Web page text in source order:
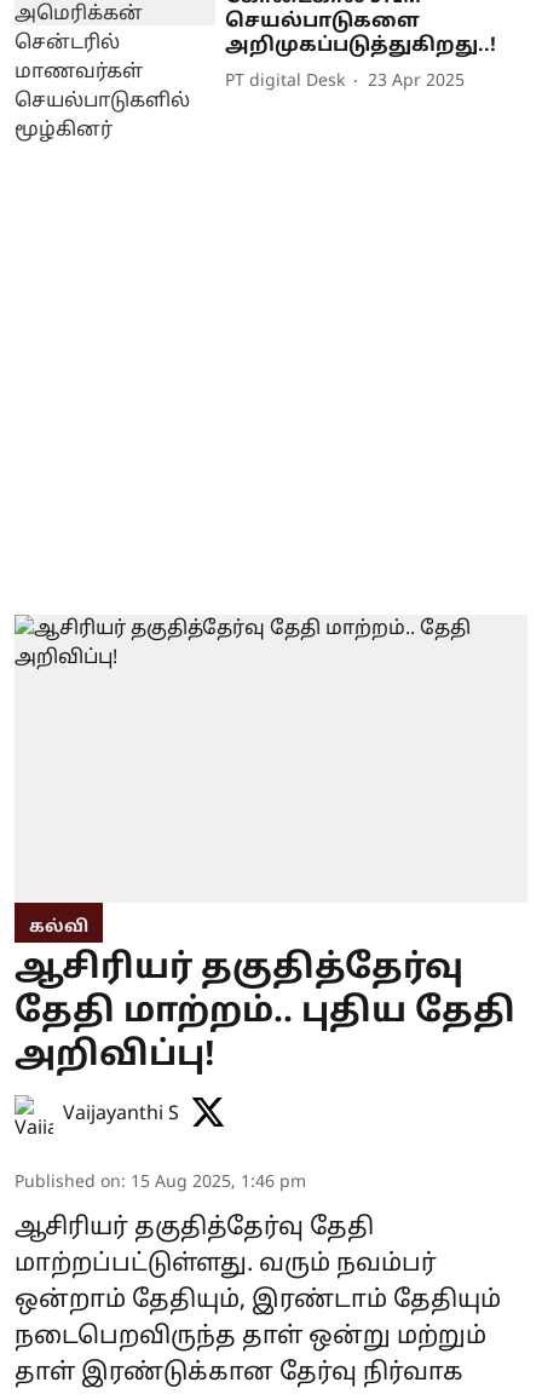
செயல்பாடுகளை
அறிமுகப்படுத்துகிறது..!
PT digital Desk 23 Apr 2025
கல்வி
ஆசிரியர் தகுதித்தேர்வு
தேதி மாற்றம்.. புதிய தேதி
அறிவிப்பு!
Vaijayanthi S
Published on: 15 Aug 2025, 1:46 pm
ஆசிரியர் தகுதித்தேர்வு தேதி
மாற்றப்பட்டுள்ளது. வரும் நவம்பர்
ஒன்றாம் தேதியும், இரண்டாம் தேதியும்
நடைபெறவிருந்த தாள் ஒன்று மற்றும்
தாள் இரண்டுக்கான தேர்வு நிர்வாக